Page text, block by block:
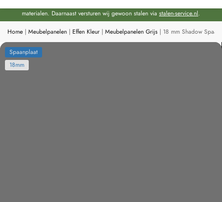
materialen. Daarnaast versturen wij gewoon stalen via stalen-service.nl.
Home | Meubelpanelen | Effen Kleur | Meubelpanelen Grijs | 18 mm Shadow
Spaanplaat
18mm